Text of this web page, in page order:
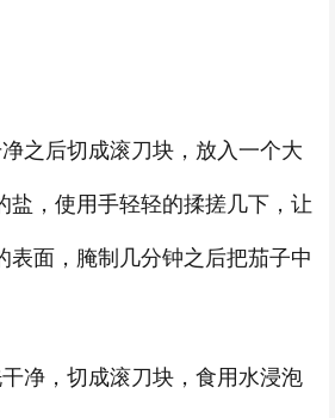
之后切成滚刀块，放入一个大
盐，使用手轻轻的揉搓几下，让
表面，腌制几分钟之后把茄子中
净，切成滚刀块，食用水浸泡